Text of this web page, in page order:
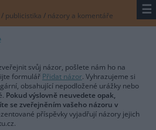
/ publicistika / názory a komentáře ☰
svůj názor, pošlete nám ho na
formulář Přidat názor. Vyhrazujeme si
obsahující nepodložené urážky nebo
Pokud výslovně neuvedete opak,
se zveřejněním vašeho názoru v
příspěvky vyjadřují názory jejich